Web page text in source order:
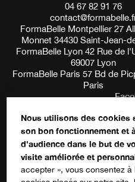
Ce champ n’est utilisé qu’à
validation et devrait rester
S'inscrire à
04 67 82 91 76
FormaBelle Montpellier 27
Monnet 34430 Saint-Jean-
FormaBelle Lyon 42 Rue de
69007 Lyon
FormaBelle Paris 57 Bd de
Paris
Nous utilisons des cookies
son bon fonctionnement et
d'audience dans le but de
visite améliorée et
accepter », vous consentez